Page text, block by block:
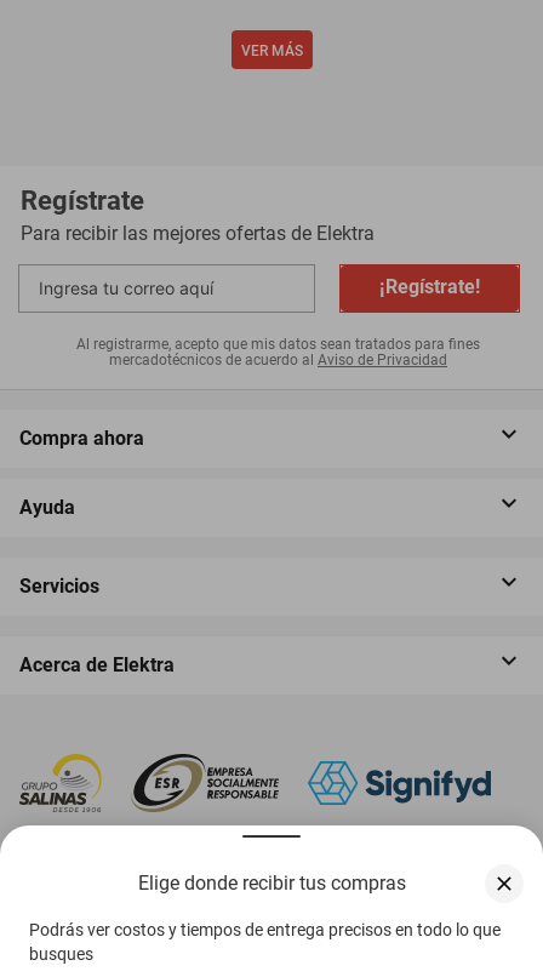
Elige donde recibir tus compras
Podrás ver costos y tiempos de entrega precisos en todo lo que
busques
Regístrate
Para recibir las mejores ofertas de Elektra
¡Regístrate!
Al registrarme, acepto que mis datos sean tratados para fines
mercadotécnicos de acuerdo al Aviso de Privacidad
Compra ahora
Ayuda
Servicios
Acerca de Elektra